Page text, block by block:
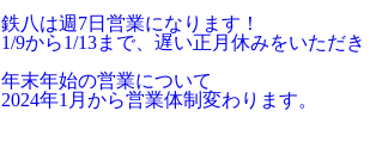
鉄八は週7日営業になります！
1/9から1/13まで、遅い正月休みをいただき
年末年始の営業について
2024年1月から営業体制変わります。